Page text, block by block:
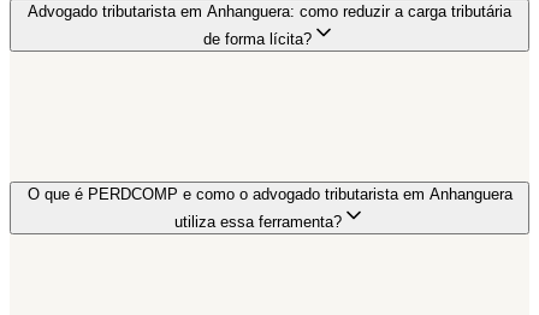
Advogado tributarista em Anhanguera: como reduzir a carga tributária
de forma lícita?
O que é PERDCOMP e como o advogado tributarista em Anhanguera
utiliza essa ferramenta?